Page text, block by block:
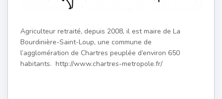
Agriculteur retraité, depuis 2008, il est maire de La
Bourdinière-Saint-Loup, une commune de
l’agglomération de Chartres peuplée d’environ 650
habitants. http://www.chartres-metropole.fr/